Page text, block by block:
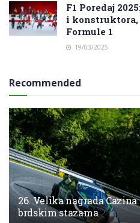
F1 Poredaj
i konstruktora,
Formule 1
19/03/2025
Recommended
26. Velika nagrada
brdskim stazama